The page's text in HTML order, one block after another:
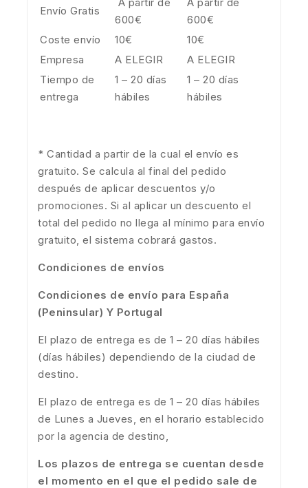
Envío Gratis
600€
600€
Coste envío
10€
10€
Empresa
A ELEGIR
A ELEGIR
Tiempo de
entrega
1 – 20 días
hábiles
1 – 20 días
hábiles
* Cantidad a partir de la cual el envío es
gratuito. Se calcula al final del pedido
después de aplicar descuentos y/o
promociones. Si al aplicar un descuento el
total del pedido no llega al mínimo para envío
gratuito, el sistema cobrará gastos.
Condiciones de envíos
Condiciones de envío para España
(Peninsular) Y Portugal
El plazo de entrega es de 1 – 20 días hábiles
(días hábiles) dependiendo de la ciudad de
destino.
El plazo de entrega es de 1 – 20 días hábiles
de Lunes a Jueves, en el horario establecido
por la agencia de destino,
Los plazos de entrega se cuentan desde
el momento en el que el pedido sale de